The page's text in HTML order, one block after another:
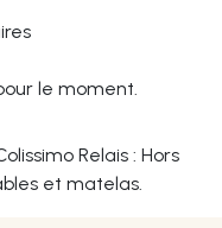
le moment.
Relais : Hors
et matelas.